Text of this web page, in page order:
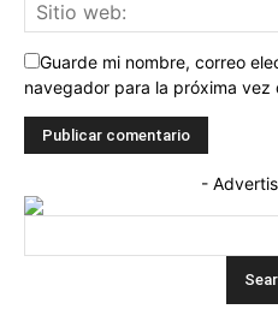
Guarde mi nombre, correo
navegador para la próxima vez
-